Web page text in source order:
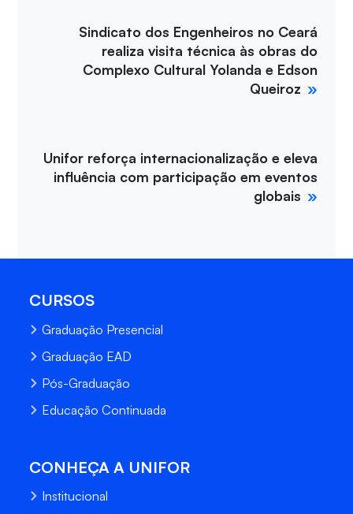
Sindicato dos Engenheiros no Ceará
realiza visita técnica às obras do
Complexo Cultural Yolanda e Edson
Queiroz
Unifor reforça internacionalização e eleva
influência com participação em eventos
globais
CURSOS
Graduação Presencial
Graduação EAD
Pós-Graduação
Educação Continuada
CONHEÇA A UNIFOR
Institucional